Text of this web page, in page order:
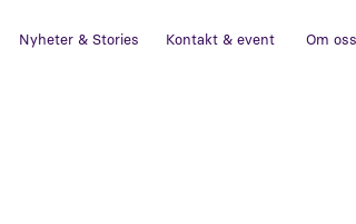
Nyheter & Stories Kontakt & event Om